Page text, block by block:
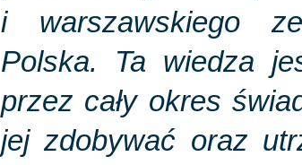
i warszawskiego
Polska. Ta wiedza
przez cały okres
jej zdobywać oraz